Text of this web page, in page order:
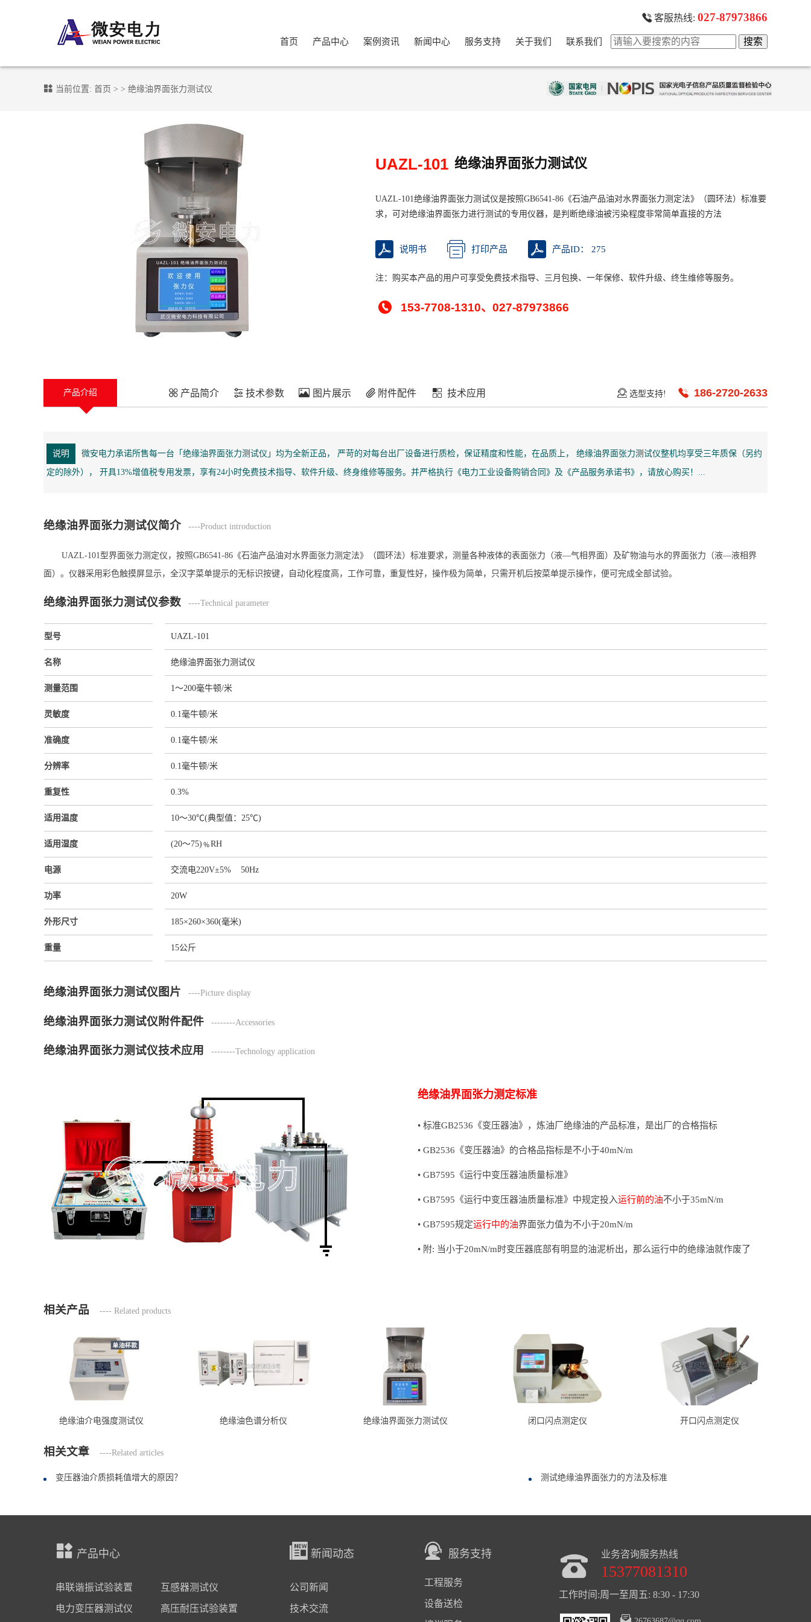
客服热线: 027-87973866
首页 产品中心 案例资讯 新闻中心 服务支持 关于我们 联系我们
当前位置: 首页 > > 绝缘油界面张力测试仪
UAZL-101 绝缘油界面张力测试仪
UAZL-101绝缘油界面张力测试仪是按照GB6541-86《石油产品油对水界面张力测定法》（圆环法）标准要
求，可对绝缘油界面张力进行测试的专用仪器，是判断绝缘油被污染程度非常简单直接的方法
说明书 打印产品 产品ID： 275
注：购买本产品的用户可享受免费技术指导、三月包换、一年保修、软件升级、终生维修等服务。
153-7708-1310、027-87973866
产品介绍 产品简介 技术参数 图片展示 附件配件 技术应用 选型支持! 186-2720-2633
说明 微安电力承诺所售每一台「绝缘油界面张力测试仪」均为全新正品， 严苛的对每台出厂设备进行质检，保证精度和性能，在品质上， 绝缘油界面张力测试仪整机均享受三年质保（另约
定的除外）， 开具13%增值税专用发票，享有24小时免费技术指导、软件升级、终身维修等服务。并严格执行《电力工业设备购销合同》及《产品服务承诺书》，请放心购买！...
绝缘油界面张力测试仪简介 ----Product introduction
UAZL-101型界面张力测定仪，按照GB6541-86《石油产品油对水界面张力测定法》（圆环法）标准要求，测量各种液体的表面张力（液—气相界面）及矿物油与水的界面张力（液—液相界
面）。仪器采用彩色触摸屏显示，全汉字菜单提示的无标识按键，自动化程度高，工作可靠，重复性好，操作极为简单，只需开机后按菜单提示操作，便可完成全部试验。
绝缘油界面张力测试仪参数 ----Technical parameter
型号 UAZL-101
名称 绝缘油界面张力测试仪
测量范围 1～200毫牛顿/米
灵敏度 0.1毫牛顿/米
准确度 0.1毫牛顿/米
分辨率 0.1毫牛顿/米
重复性 0.3%
适用温度 10～30℃(典型值：25℃)
适用湿度 (20～75)﹪RH
电源 交流电220V±5% 50Hz
功率 20W
外形尺寸 185×260×360(毫米)
重量 15公斤
绝缘油界面张力测试仪图片 ----Picture display
绝缘油界面张力测试仪附件配件 --------Accessories
绝缘油界面张力测试仪技术应用 --------Technology application
绝缘油界面张力测定标准
• 标准GB2536《变压器油》，炼油厂绝缘油的产品标准，是出厂的合格指标
• GB2536《变压器油》的合格品指标是不小于40mN/m
• GB7595《运行中变压器油质量标准》
• GB7595《运行中变压器油质量标准》中规定投入运行前的油不小于35mN/m
• GB7595规定运行中的油界面张力值为不小于20mN/m
• 附: 当小于20mN/m时变压器底部有明显的油泥析出，那么运行中的绝缘油就作废了
相关产品 ---- Related products
绝缘油介电强度测试仪 绝缘油色谱分析仪 绝缘油界面张力测试仪 闭口闪点测定仪 开口闪点测定仪
相关文章 ----Related articles
变压器油介质损耗值增大的原因？ 测试绝缘油界面张力的方法及标准
产品中心
串联谐振试验装置 互感器测试仪
电力变压器测试仪 高压耐压试验装置
新闻动态
公司新闻
技术交流
服务支持
工程服务
设备送检
业务咨询服务热线
15377081310
工作时间:周一至周五: 8:30 - 17:30